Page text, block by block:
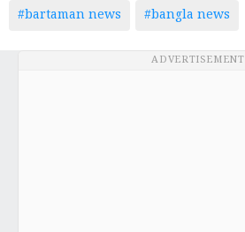
#bartaman news #bangla news
ADVERTISEMENT